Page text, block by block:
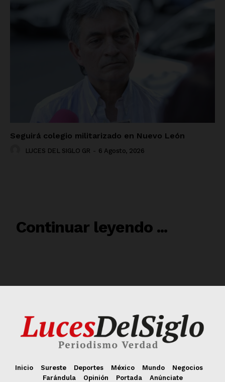
Inicio Sureste Deportes México Mundo
Negocios
Farándula
Opinión Portada Anúnciate